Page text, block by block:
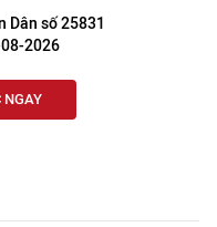
Dân số 25831
2026
NGAY